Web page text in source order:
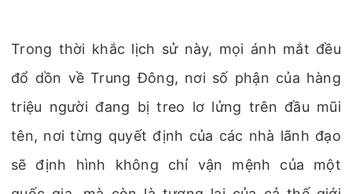
Trong thời khắc lịch sử này, mọi ánh mắt đều
đổ dồn về Trung Đông, nơi số phận của hàng
triệu người đang bị treo lơ lửng trên đầu mũi
tên, nơi từng quyết định của các nhà lãnh đạo
sẽ định hình không chỉ vận mệnh của một